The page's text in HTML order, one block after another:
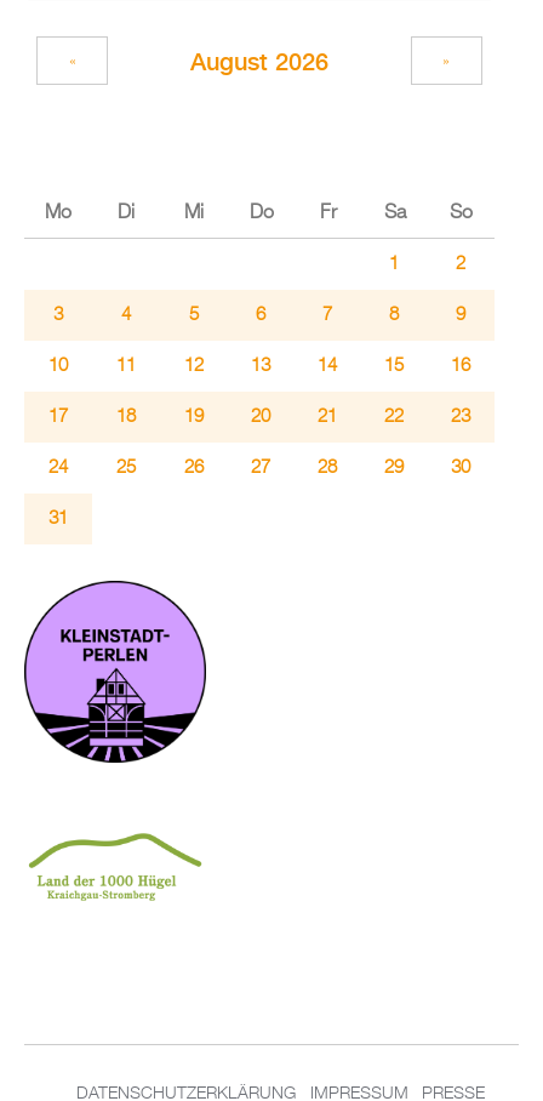
Au­gust 2026
« »
Mo Di Mi Do Fr Sa So
1 2
3 4 5 6 7 8 9
10 11 12 13 14 15 16
17 18 19 20 21 22 23
24 25 26 27 28 29 30
31
DA­TEN­SCHUT­Z­ER­KLÄ­RUNG IM­PRES­SUM PRES­SE